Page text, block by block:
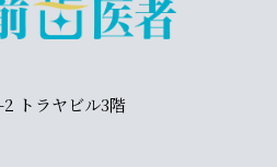
トラヤビル3階